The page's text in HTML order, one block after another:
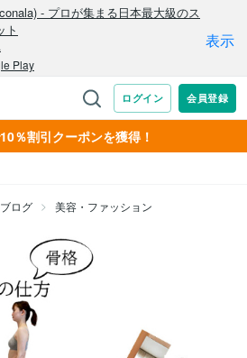
％割引クーポンを獲得！
ブログ 美容・ファッション